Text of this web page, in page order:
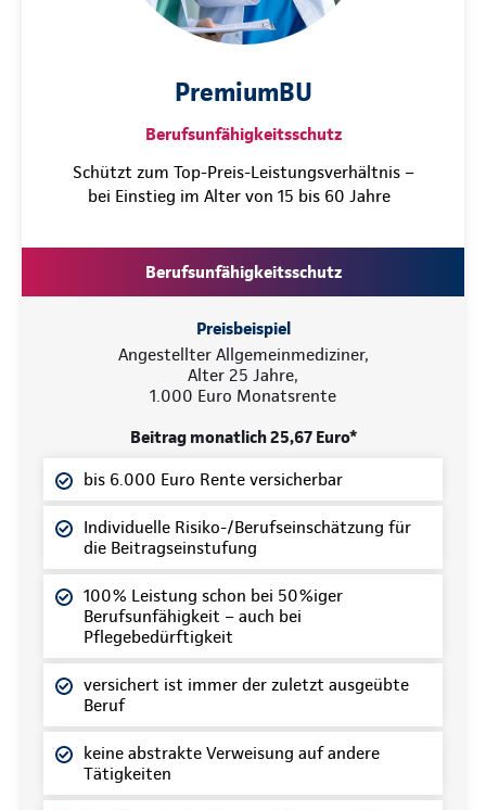
PremiumBU
Berufsunfähigkeitsschutz
Schützt zum Top-Preis-Leistungsverhältnis –
bei Einstieg im Alter von 15 bis 60 Jahre
Berufsunfähigkeitsschutz
Preisbeispiel
Angestellter Allgemeinmediziner,
Alter 25 Jahre,
1.000 Euro Monatsrente
Beitrag monatlich 25,67 Euro*
bis 6.000 Euro Rente versicherbar
Individuelle Risiko-/Berufseinschätzung für
die Beitragseinstufung
100% Leistung schon bei 50%iger
Berufsunfähigkeit – auch bei
Pflegebedürftigkeit
versichert ist immer der zuletzt ausgeübte
Beruf
keine abstrakte Verweisung auf andere
Tätigkeiten